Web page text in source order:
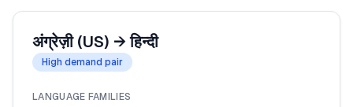
अंग्रेज़ी (US) →हिन्दी
High demand pair
LANGUAGE FAMILIES